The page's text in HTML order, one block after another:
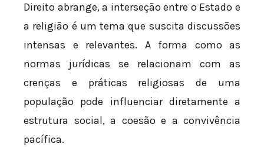
Direito abrange, a interseção entre o Estado e
a religião é um tema que suscita discussões
intensas e relevantes. A forma como as
normas jurídicas se relacionam com as
crenças e práticas religiosas de uma
população pode influenciar diretamente a
estrutura social, a coesão e a convivência
pacífica.